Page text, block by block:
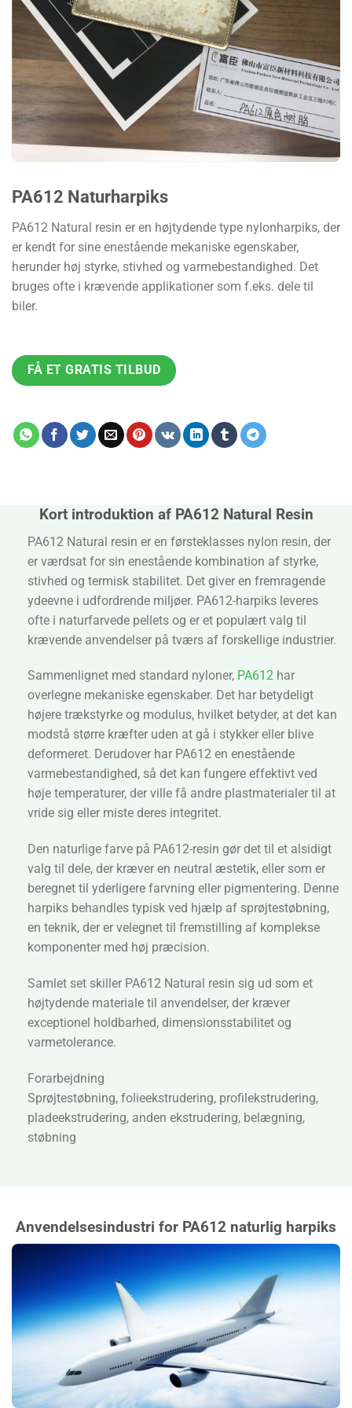
PA612 Naturharpiks
PA612 Natural resin er en højtydende type nylonharpiks, der
er kendt for sine enestående mekaniske egenskaber,
herunder høj styrke, stivhed og varmebestandighed. Det
bruges ofte i krævende applikationer som f.eks. dele til
biler.
FÅ ET GRATIS TILBUD
Kort introduktion af PA612 Natural Resin
PA612 Natural resin er en førsteklasses nylon resin, der
er værdsat for sin enestående kombination af styrke,
stivhed og termisk stabilitet. Det giver en fremragende
ydeevne i udfordrende miljøer. PA612-harpiks leveres
ofte i naturfarvede pellets og er et populært valg til
krævende anvendelser på tværs af forskellige industrier.
Sammenlignet med standard nyloner, PA612 har
overlegne mekaniske egenskaber. Det har betydeligt
højere trækstyrke og modulus, hvilket betyder, at det kan
modstå større kræfter uden at gå i stykker eller blive
deformeret. Derudover har PA612 en enestående
varmebestandighed, så det kan fungere effektivt ved
høje temperaturer, der ville få andre plastmaterialer til at
vride sig eller miste deres integritet.
Den naturlige farve på PA612-resin gør det til et alsidigt
valg til dele, der kræver en neutral æstetik, eller som er
beregnet til yderligere farvning eller pigmentering. Denne
harpiks behandles typisk ved hjælp af sprøjtestøbning,
en teknik, der er velegnet til fremstilling af komplekse
komponenter med høj præcision.
Samlet set skiller PA612 Natural resin sig ud som et
højtydende materiale til anvendelser, der kræver
exceptionel holdbarhed, dimensionsstabilitet og
varmetolerance.
Forarbejdning
Sprøjtestøbning, folieekstrudering, profilekstrudering,
pladeekstrudering, anden ekstrudering, belægning,
støbning
Anvendelsesindustri for PA612 naturlig harpiks